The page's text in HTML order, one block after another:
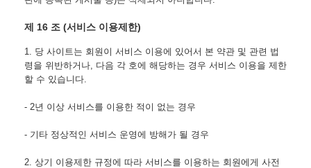
제 16 조 (서비스 이용제한)
1. 당 사이트는 회원이 서비스 이용에 있어서 본 약관 및 관련 법
령을 위반하거나, 다음 각 호에 해당하는 경우 서비스 이용을 제한
할 수 있습니다.
- 2년 이상 서비스를 이용한 적이 없는 경우
- 기타 정상적인 서비스 운영에 방해가 될 경우
2. 상기 이용제한 규정에 따라 서비스를 이용하는 회원에게 사전